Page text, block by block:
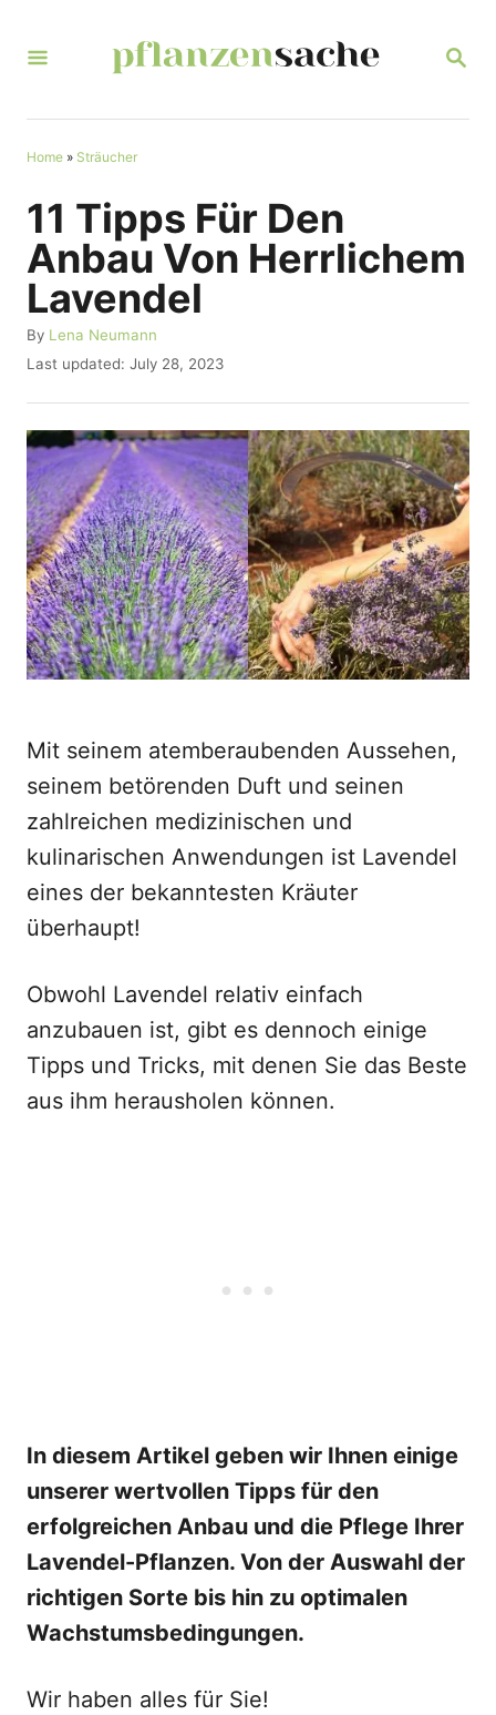
S
R
Home » Sträucher
11 Tipps Für Den
Anbau Von Herrlichem
Lavendel
By A
u
h
o
r
Lena Neumann
P
s
t
e
d
o
n
Last updated: July 28, 2023
Mit seinem atemberaubenden Aussehen,
seinem betörenden Duft und seinen
zahlreichen medizinischen und
kulinarischen Anwendungen ist Lavendel
eines der bekanntesten Kräuter
überhaupt!
Obwohl Lavendel relativ einfach
anzubauen ist, gibt es dennoch einige
Tipps und Tricks, mit denen Sie das Beste
aus ihm herausholen können.
In diesem Artikel geben wir Ihnen einige
unserer wertvollen Tipps für den
erfolgreichen Anbau und die Pflege Ihrer
Lavendel-Pflanzen. Von der Auswahl der
richtigen Sorte bis hin zu optimalen
Wachstumsbedingungen.
Wir haben alles für Sie!